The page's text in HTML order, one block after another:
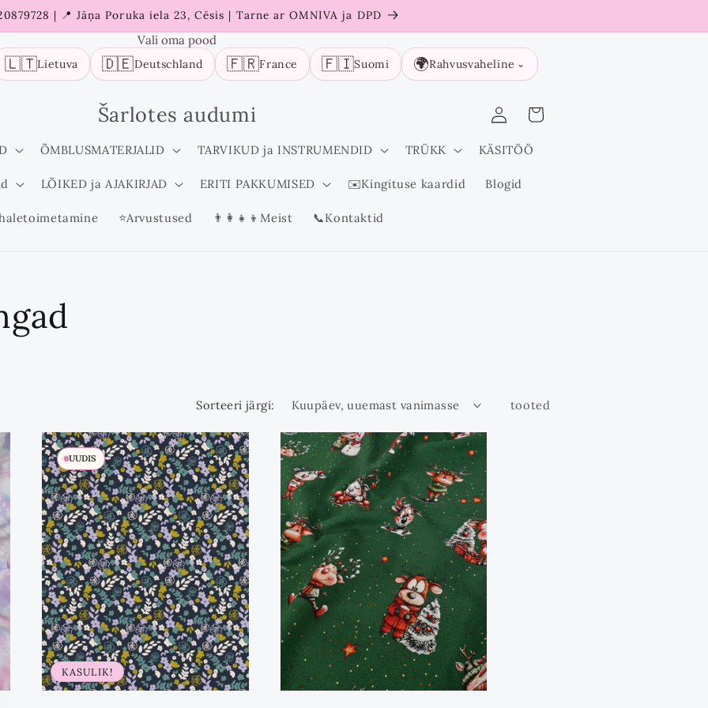
| 📍 Jāņa Poruka iela 23, Cēsis | Tarne ar OMNIVA ja DPD
Vali oma pood
🇱🇹Lietuva 🇩🇪Deutschland 🇫🇷France 🇫🇮Suomi 🌍Rahvusvaheline ⌄
Šarlotes audumi
ÕMBLUSMATERJALID TARVIKUD ja INSTRUMENDID TRÜKK KÄSITÖÖ
LÕIKED ja AJAKIRJAD ERITI PAKKUMISED ✉️Kingituse kaardid Blogid
⭐Arvustused 👨‍👩‍👧‍👦Meist 📞Kontaktid
Logi
sisse
Ostukorv
Sorteeri järgi: tooted
UUDIS
KASULIK!